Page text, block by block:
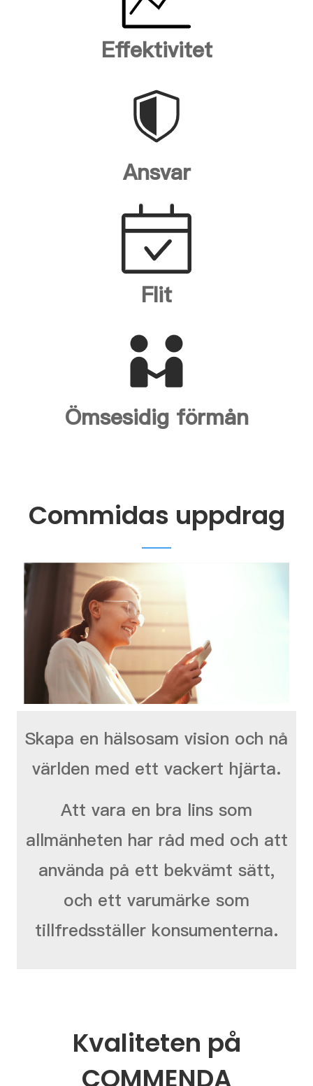
Effektivitet
Ansvar
Flit
Ömsesidig förmån
Commidas uppdrag
Skapa en hälsosam vision och nå
världen med ett vackert hjärta.
Att vara en bra lins som
allmänheten har råd med och att
använda på ett bekvämt sätt,
och ett varumärke som
tillfredsställer konsumenterna.
Kvaliteten på
COMMENDA